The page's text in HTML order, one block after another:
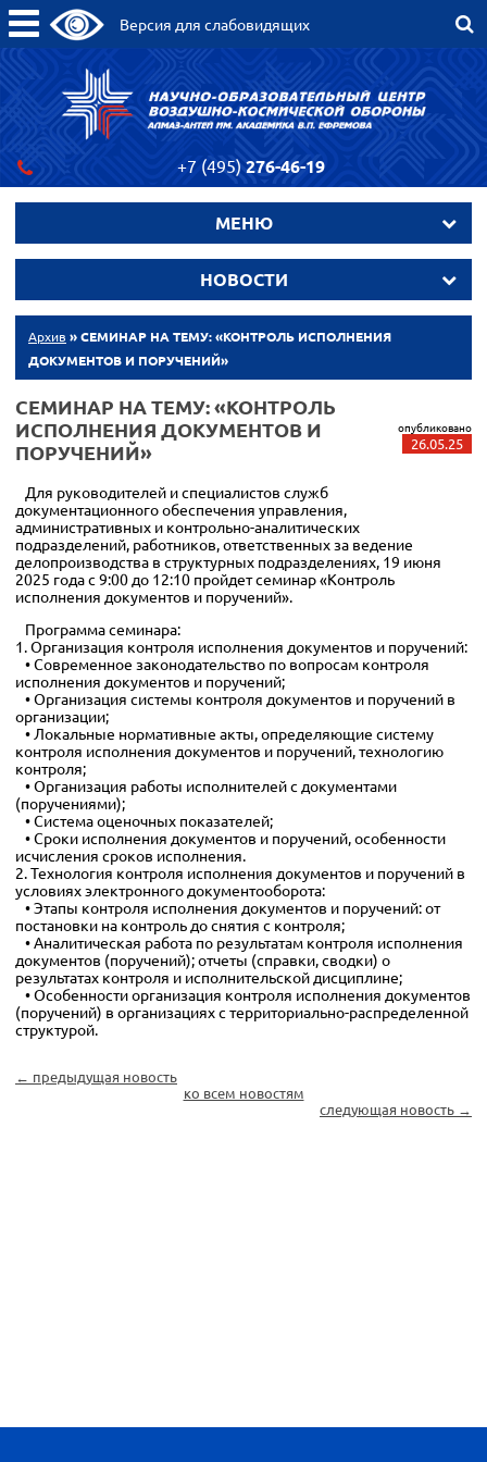
Версия для слабовидящих
+7 (495) 276-46-19
МЕНЮ
НОВОСТИ
Архив » СЕМИНАР НА ТЕМУ: «КОНТРОЛЬ ИСПОЛНЕНИЯ
ДОКУМЕНТОВ И ПОРУЧЕНИЙ»
СЕМИНАР НА ТЕМУ: «КОНТРОЛЬ
ИСПОЛНЕНИЯ ДОКУМЕНТОВ И
ПОРУЧЕНИЙ»
опубликовано
26.05.25
Для руководителей и специалистов служб
документационного обеспечения управления,
административных и контрольно-аналитических
подразделений, работников, ответственных за ведение
делопроизводства в структурных подразделениях, 19 июня
2025 года с 9:00 до 12:10 пройдет семинар «Контроль
исполнения документов и поручений».
Программа семинара:
1. Организация контроля исполнения документов и поручений:
• Современное законодательство по вопросам контроля
исполнения документов и поручений;
• Организация системы контроля документов и поручений в
организации;
• Локальные нормативные акты, определяющие систему
контроля исполнения документов и поручений, технологию
контроля;
• Организация работы исполнителей с документами
(поручениями);
• Система оценочных показателей;
• Сроки исполнения документов и поручений, особенности
исчисления сроков исполнения.
2. Технология контроля исполнения документов и поручений в
условиях электронного документооборота:
• Этапы контроля исполнения документов и поручений: от
постановки на контроль до снятия с контроля;
• Аналитическая работа по результатам контроля исполнения
документов (поручений); отчеты (справки, сводки) о
результатах контроля и исполнительской дисциплине;
• Особенности организация контроля исполнения документов
(поручений) в организациях с территориально-распределенной
структурой.
← предыдущая новость
ко всем новостям
следующая новость →